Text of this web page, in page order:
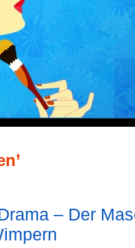
– Der